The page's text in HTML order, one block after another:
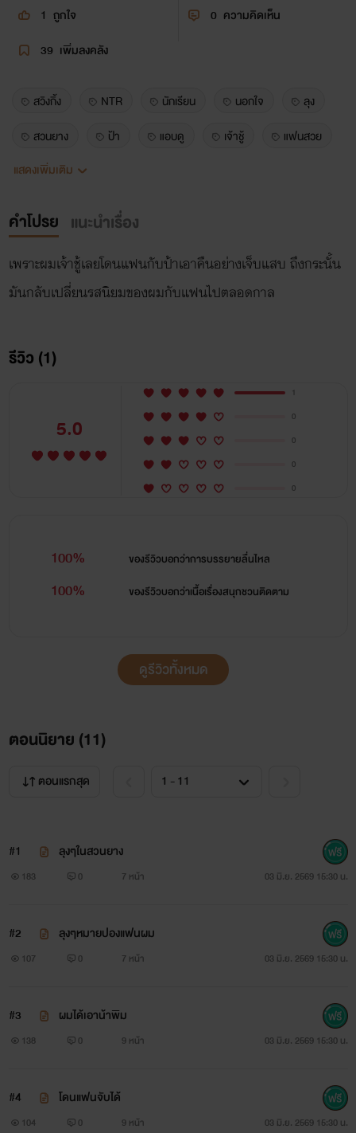
1 ถูกใจ 0 ความคิดเห็น
39 เพิ่มลงคลัง
สวิงกิ้ง NTR นักเรียน นอกใจ
ลุง
สวนยาง
ป้า แอบดู เจ้าชู้
แฟนสวย
แฟนร่าน
แสดงเพิ่มเติม
คำโปรย แนะนำเรื่อง
เพราะผมเจ้าชู้เลยโดนแฟนกับป้าเอาคืนอย่างเจ็บแสบ ถึงกระนั้น
มันกลับเปลี่ยนรสนิยมของผมกับแฟนไปตลอดกาล
รีวิว (1)
5.0
1
0
0
0
0
100% ของรีวิวบอกว่าการบรรยายลื่นไหล
100% ของรีวิวบอกว่าเนื้อเรื่องสนุกชวนติดตาม
ดูรีวิวทั้งหมด
ตอนนิยาย (11)
ตอนแรกสุด
#1 ลุงๆในสวนยาง
183 0 7 หน้า 03 มิ.ย. 2569 15:30 น.
#2 ลุงๆหมายปองแฟนผม
107 0 7 หน้า 03 มิ.ย. 2569 15:30 น.
#3 ผมได้เอาน้าพิม
138 0 9 หน้า 03 มิ.ย. 2569 15:30 น.
#4 โดนแฟนจับได้
104 0 9 หน้า 03 มิ.ย. 2569 15:30 น.